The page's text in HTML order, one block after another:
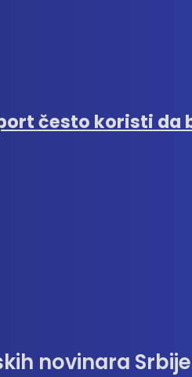
često koristi da
novinara